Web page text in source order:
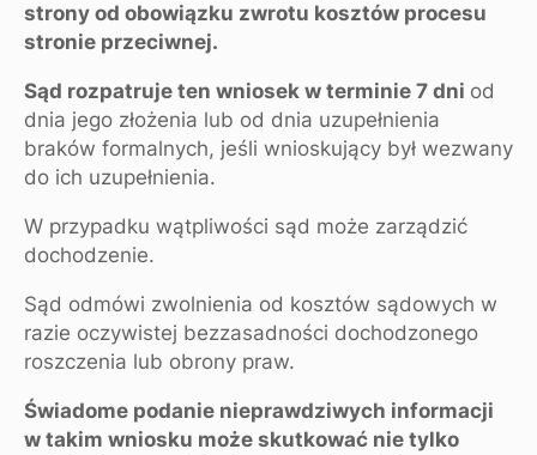
strony od obowiązku zwrotu kosztów procesu
stronie przeciwnej.
Sąd rozpatruje ten wniosek w terminie 7 dni od
dnia jego złożenia lub od dnia uzupełnienia
braków formalnych, jeśli wnioskujący był wezwany
do ich uzupełnienia.
W przypadku wątpliwości sąd może zarządzić
dochodzenie.
Sąd odmówi zwolnienia od kosztów sądowych w
razie oczywistej bezzasadności dochodzonego
roszczenia lub obrony praw.
Świadome podanie nieprawdziwych informacji
w takim wniosku może skutkować nie tylko